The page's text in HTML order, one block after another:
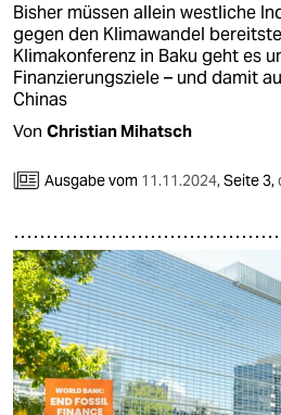
Bisher müssen allein westliche
gegen den Klimawandel
Klimakonferenz in Baku geht es
Finanzierungsziele – und damit
Chinas
Von Christian Mihatsch
Ausgabe vom 11.11.2024,Seite 3,